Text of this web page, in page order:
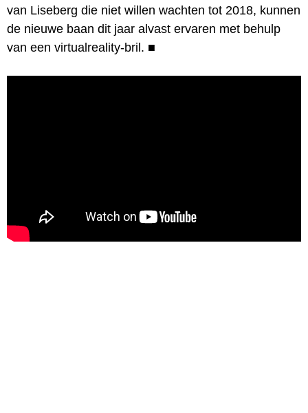
van Liseberg die niet willen wachten tot 2018, kunnen
de nieuwe baan dit jaar alvast ervaren met behulp
van een virtualreality-bril. ■